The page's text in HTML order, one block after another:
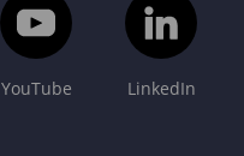
YouTube LinkedIn